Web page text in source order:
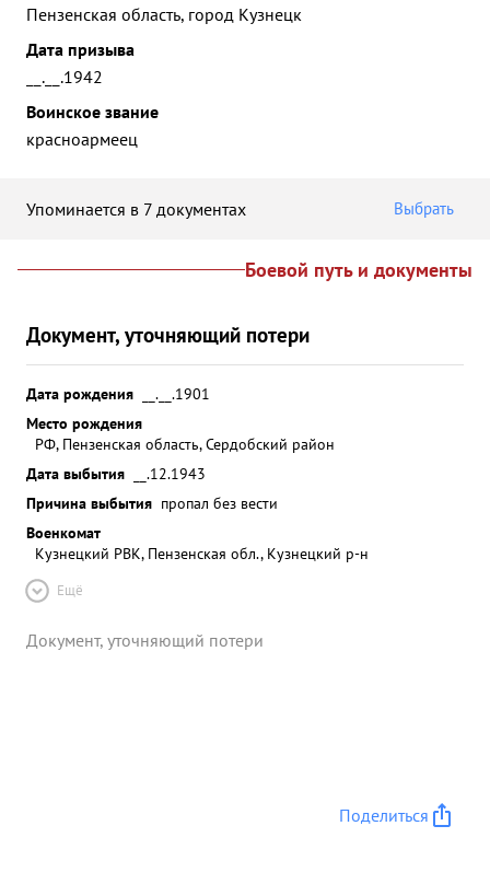
Пензенская область, город Кузнецк
Дата призыва
__.__.1942
Воинское звание
красноармеец
Упоминается в 7 документах Выбрать
Боевой путь и документы
Документ, уточняющий потери
Дата рождения
__.__.1901
Место рождения
РФ, Пензенская область, Сердобский район
Дата выбытия
__.12.1943
Причина выбытия пропал без вести
Военкомат
Кузнецкий РВК, Пензенская обл., Кузнецкий р-н
Ещё
Документ, уточняющий потери
Поделиться